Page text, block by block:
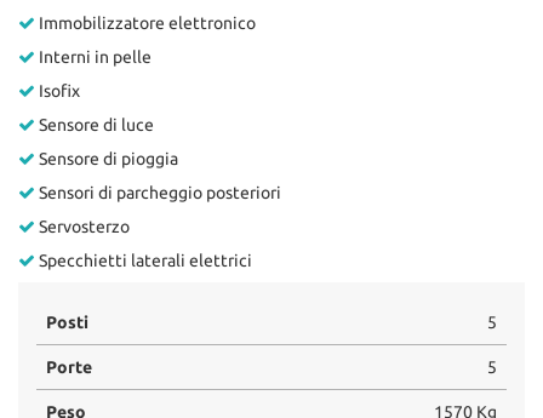
Immobilizzatore elettronico
Interni in pelle
Isofix
Sensore di luce
Sensore di pioggia
Sensori di parcheggio posteriori
Servosterzo
Specchietti laterali elettrici
Posti 5
Porte 5
Peso 1570 Kg